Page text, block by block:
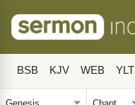
BSB KJV WEB YLT